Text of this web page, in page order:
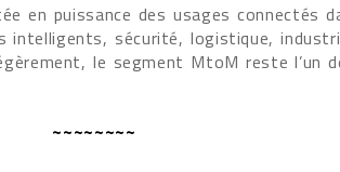
en puissance des usages connectés
intelligents, sécurité, logistique,
le segment MtoM reste l’un
~~~~~~~~